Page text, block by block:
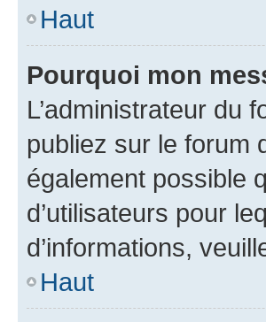
Haut
Pourquoi mon
L’administrateur du
publiez sur le forum
également possible
d’utilisateurs pour
d’informations,
Haut